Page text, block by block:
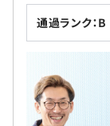
エンジニア・
れ各種機能開
開発、機械学
SRE）、
に分かれて活
通過ランク：B